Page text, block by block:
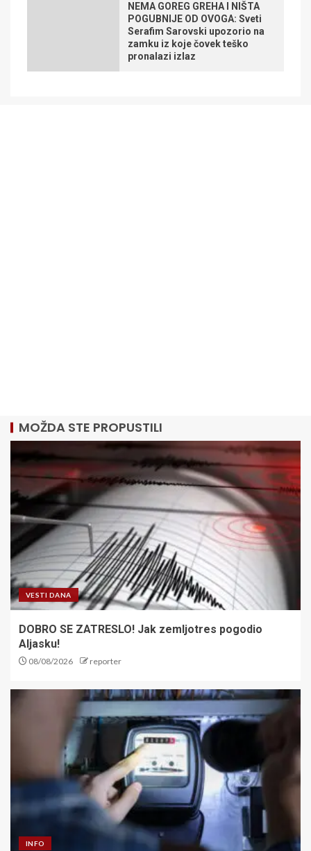
NEMA GOREG GREHA I NIŠTA
POGUBNIJE OD OVOGA: Sveti
Serafim Sarovski upozorio na
zamku iz koje čovek teško
pronalazi izlaz
MOŽDA STE PROPUSTILI
VESTI DANA
DOBRO SE ZATRESLO! Jak zemljotres pogodio
Aljasku!
08/08/2026 reporter
INFO